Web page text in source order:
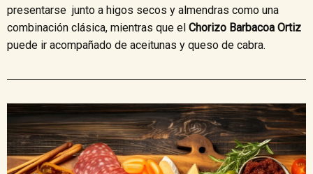
presentarse junto a higos secos y almendras como una
combinación clásica, mientras que el Chorizo Barbacoa Ortiz
puede ir acompañado de aceitunas y queso de cabra.